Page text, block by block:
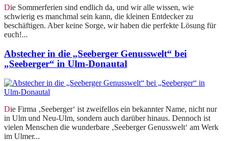
Die Sommerferien sind endlich da, und wir alle wissen, wie
schwierig es manchmal sein kann, die kleinen Entdecker zu
beschäftigen. Aber keine Sorge, wir haben die perfekte Lösung für
euch!...
Abstecher in die „Seeberger Genusswelt“ bei
„Seeberger“ in Ulm-Donautal
Die Firma ‚Seeberger‘ ist zweifellos ein bekannter Name, nicht nur
in Ulm und Neu-Ulm, sondern auch darüber hinaus. Dennoch ist
vielen Menschen die wunderbare ‚Seeberger Genusswelt‘ am Werk
im Ulmer...